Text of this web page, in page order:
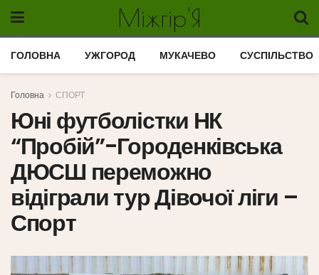
Міжгір'Я
ГОЛОВНА УЖГОРОД МУКАЧЕВО СУСПІЛЬСТВО
Головна СПОРТ
Юні футболістки НК
“Пробій”-Городенківська
ДЮСШ переможно
відіграли тур Дівочої ліги –
Спорт